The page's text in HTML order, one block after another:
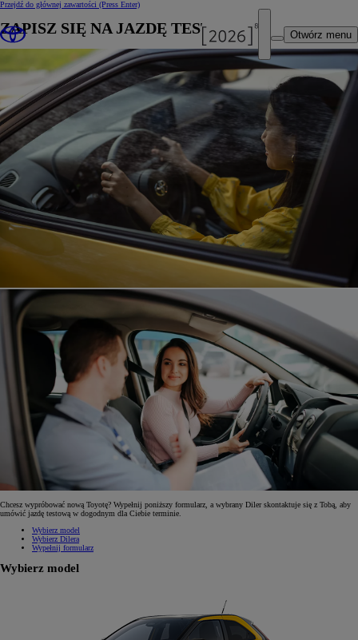
Przejdź do głównej zawartości (Press Enter)
Otwórz menu
ZAPISZ SIĘ NA JAZDĘ TESTOWĄ
Chcesz wypróbować nową Toyotę? Wypełnij poniższy formularz, a wybrany Diler skontaktuje się z Tobą, aby
umówić jazdę testową w dogodnym dla Ciebie terminie.
Wybierz model
Wybierz Dilera
Wypełnij formularz
Wybierz model